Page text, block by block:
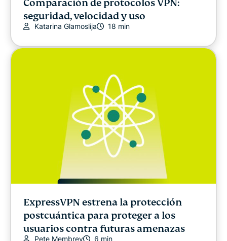
Comparación de protocolos VPN:
seguridad, velocidad y uso
Katarina Glamoslija 18 min
ExpressVPN estrena la protección
postcuántica para proteger a los
usuarios contra futuras amenazas
Pete Membrey 6 min